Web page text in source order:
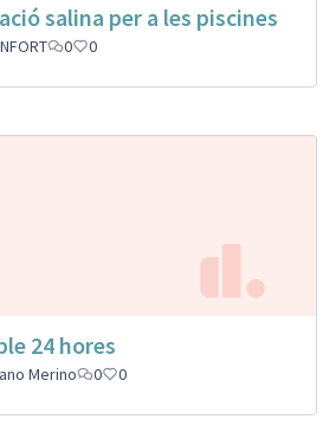
salina per a les piscines
0 0
24 hores
Merino 0 0